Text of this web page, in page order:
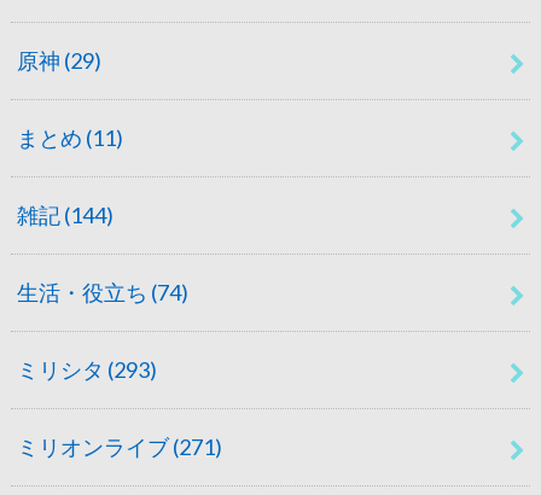
原神 (29)
まとめ (11)
雑記(144)
生活・役立ち (74)
ミリシタ (293)
ミリオンライブ(271)